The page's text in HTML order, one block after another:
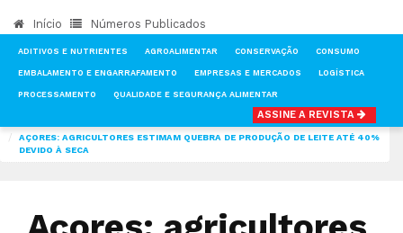
Início Números Publicados
ADITIVOS E NUTRIENTES AGROALIMENTAR CONSERVAÇÃO CONSUMO
EMBALAMENTO E ENGARRAFAMENTO EMPRESAS E MERCADOS LOGÍSTICA
PROCESSAMENTO QUALIDADE E SEGURANÇA ALIMENTAR
ASSINE A REVISTA
AÇORES: AGRICULTORES ESTIMAM QUEBRA DE PRODUÇÃO DE LEITE ATÉ 40%
DEVIDO À SECA